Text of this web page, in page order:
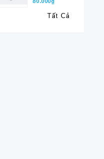
Tất Cả